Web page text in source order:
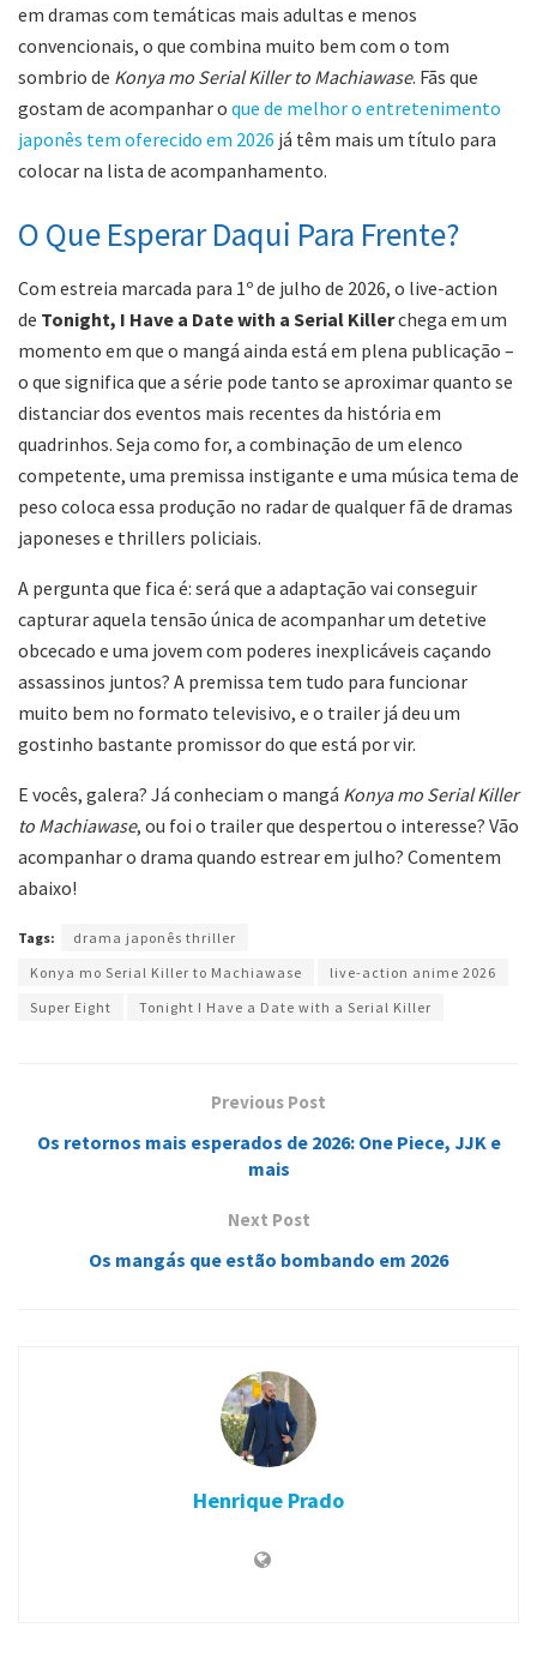
em dramas com temáticas mais adultas e menos
convencionais, o que combina muito bem com o tom
sombrio de Konya mo Serial Killer to Machiawase. Fãs que
gostam de acompanhar o que de melhor o entretenimento
japonês tem oferecido em 2026 já têm mais um título para
colocar na lista de acompanhamento.
O Que Esperar Daqui Para Frente?
Com estreia marcada para 1º de julho de 2026, o live-action
de Tonight, I Have a Date with a Serial Killerchega em um
momento em que o mangá ainda está em plena publicação –
o que significa que a série pode tanto se aproximar quanto se
distanciar dos eventos mais recentes da história em
quadrinhos. Seja como for, a combinação de um elenco
competente, uma premissa instigante e uma música tema de
peso coloca essa produção no radar de qualquer fã de dramas
japoneses e thrillers policiais.
A pergunta que fica é: será que a adaptação vai conseguir
capturar aquela tensão única de acompanhar um detetive
obcecado e uma jovem com poderes inexplicáveis caçando
assassinos juntos? A premissa tem tudo para funcionar
muito bem no formato televisivo, e o trailer já deu um
gostinho bastante promissor do que está por vir.
E vocês, galera? Já conheciam o mangá Konya mo Serial Killer
to Machiawase, ou foi o trailer que despertou o interesse? Vão
acompanhar o drama quando estrear em julho? Comentem
abaixo!
Tags:
drama japonês thriller
Konya mo Serial Killer to Machiawase
live-action anime 2026
Super Eight
Tonight I Have a Date with a Serial Killer
Previous Post
Os retornos mais esperados de 2026: One Piece, JJK e
mais
Next Post
Os mangás que estão bombando em 2026
Henrique Prado